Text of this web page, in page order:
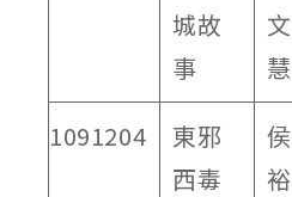
城故
事
文
慧
1091204
東邪
西毒
侯
裕